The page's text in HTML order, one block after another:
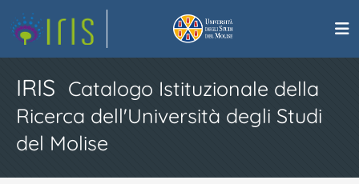
IRIS Catalogo Istituzionale della
Ricerca dell'Università degli Studi
del Molise